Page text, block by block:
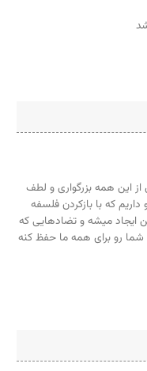
این همه بزرگواری و لطف
که با بازکردن فلسفه
ایجاد میشه و تضادهایی که
شما رو برای همه ما حفظ کنه